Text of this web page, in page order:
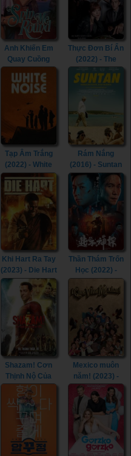
Anh Khiến Em
Quay Cuồng
(2022) - Spin Me
Round (2022)
Thực Đơn Bí Ẩn
(2022) - The
Tạp Âm Trắng
(2022) - White
Noise (2022)
Rám Nắng
(2016) - Suntan
(2016)
Khi Hart Ra Tay
(2023) - Die Hart
(2023)
Thần Thám Trốn
Học (2022) -
Detective Chen
(2022)
Shazam! Cơn
Thịnh Nộ Của
Các Vị Thần
(2023) -
Shazam! Fury of
the Gods (2023)
Mexico muôn
năm! (2023) -
¡Que Viva
México! (2023)